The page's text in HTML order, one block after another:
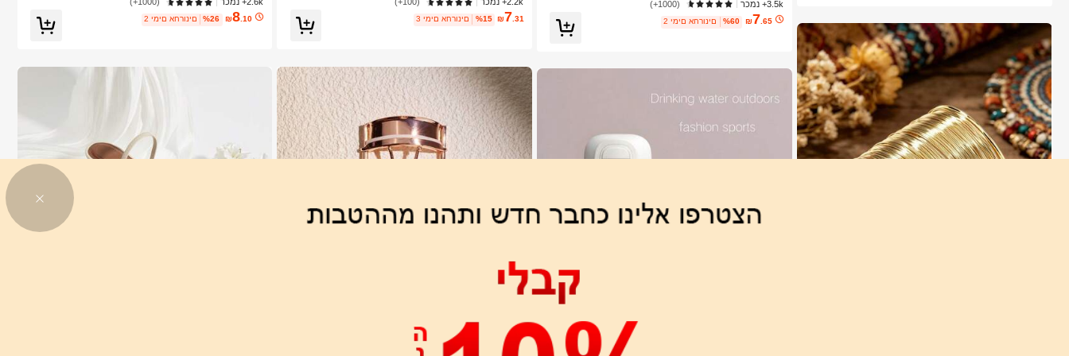
יופי קוסמטיקה איפור לנשים ולנערות
3.5k+ נמכר (1000+)
₪7 .65
%60 2 ימים אחרונים
ס, אסתטי
₪7.31
%15 3 ימים אחרונים ₪8.10
%26 2 ימים אחרונים